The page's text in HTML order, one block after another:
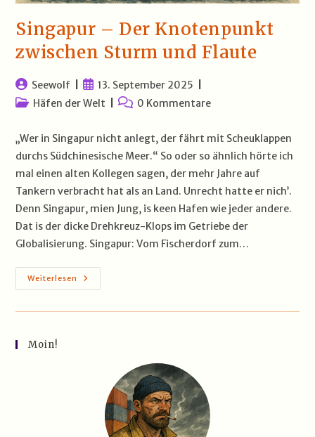
Singapur – Der Knotenpunkt
zwischen Sturm und Flaute
Beitrags-
Autor:
Seewolf
Beitrag
veröffentlicht:
13. September 2025
Beitrags-
Häfen der Welt
Beitrags-
0 Kommentare
„Wer in Singapur nicht anlegt, der fährt mit Scheuklappen
durchs Südchinesische Meer.“ So oder so ähnlich hörte ich
mal einen alten Kollegen sagen, der mehr Jahre auf
Tankern verbracht hat als an Land. Unrecht hatte er nich’.
Denn Singapur, mien Jung, is keen Hafen wie jeder andere.
Dat is der dicke Drehkreuz-Klops im Getriebe der
Globalisierung. Singapur: Vom Fischerdorf zum…
Weiterlesen Singapur
–
Knotenpunkt
Moin!